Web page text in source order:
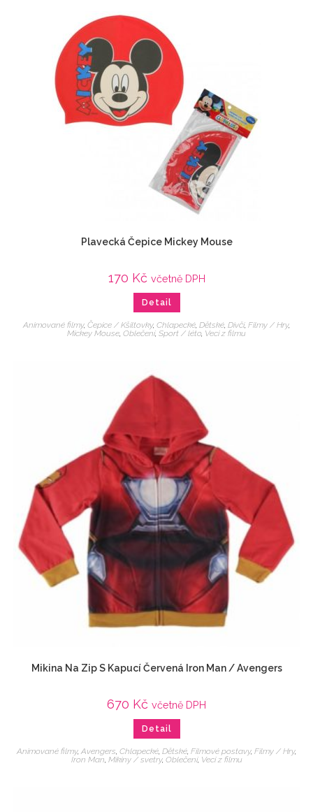
Plavecká Čepice Mickey Mouse
170 Kč včetně DPH
Detail
Animované filmy, Čepice / Kšiltovky, Chlapecké, Dětské, Dívčí, Filmy / Hry,
Mickey Mouse, Oblečení, Sport / léto, Veci z filmu
Mikina Na Zip S Kapucí Červená Iron Man / Avengers
670 Kč včetně DPH
Detail
Animované filmy, Avengers, Chlapecké, Dětské, Filmové postavy, Filmy / Hry,
Iron Man, Mikiny / svetry, Oblečení, Veci z filmu